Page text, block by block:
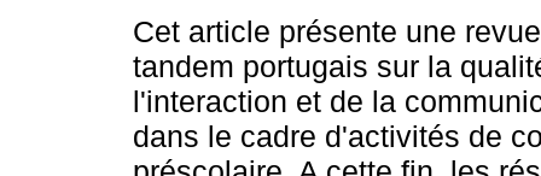
Cet article présente une
tandem portugais sur la
l'interaction et de la
dans le cadre d'activités de